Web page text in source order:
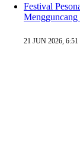
Festival
Mengguncang
21 JUN 2026,